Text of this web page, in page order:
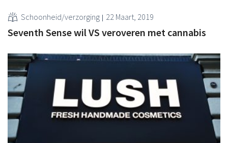
Schoonheid/verzorging 22 Maart, 2019
Seventh Sense wil VS veroveren met cannabis